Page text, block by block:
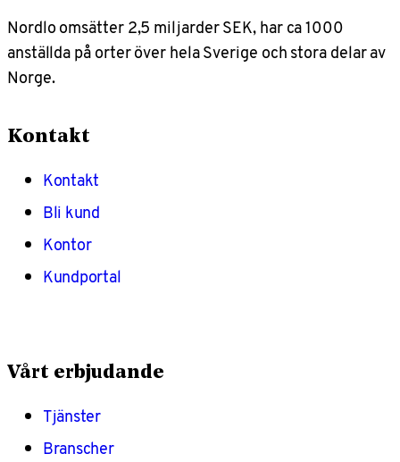
Nordlo omsätter 2,5 miljarder SEK, har ca 1000
anställda på orter över hela Sverige och stora delar av
Norge.
Kontakt
Kontakt
Bli kund
Kontor
Kundportal
Vårt erbjudande
Tjänster
Branscher